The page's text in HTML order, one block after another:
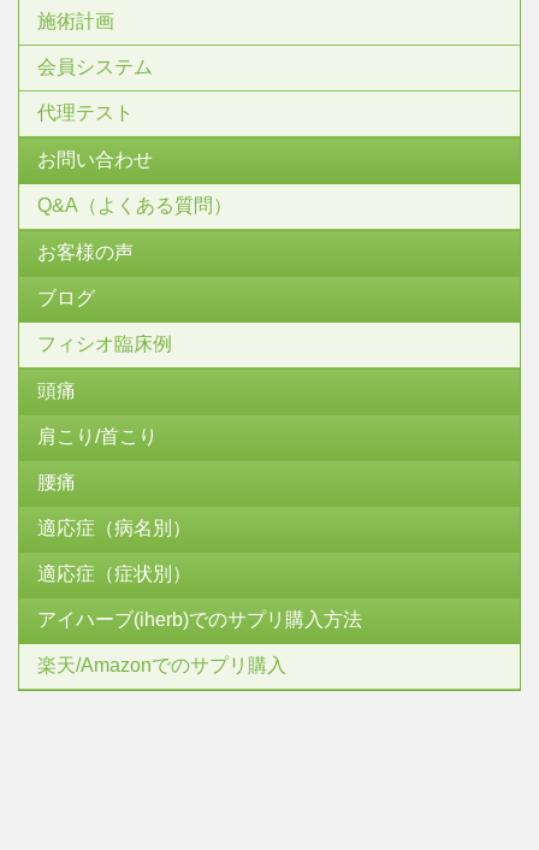
施術計画
会員システム
代理テスト
お問い合わせ
Q&A（よくある質問）
お客様の声
ブログ
フィシオ臨床例
頭痛
肩こり/首こり
腰痛
適応症（病名別）
適応症（症状別）
アイハーブ(iherb)でのサプリ購入方法
楽天/Amazonでのサプリ購入